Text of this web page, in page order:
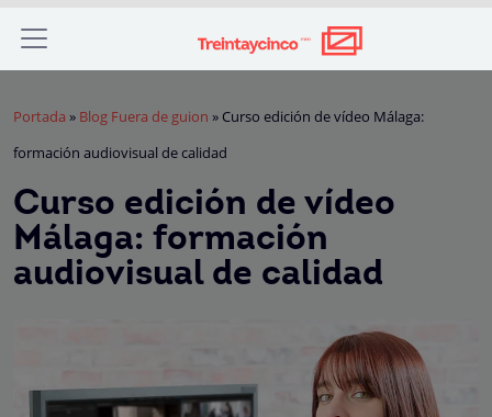
Portada » Blog Fuera de guion » Curso edición de vídeo Málaga:
formación audiovisual de calidad
Curso edición de vídeo
Málaga: formación
audiovisual de calidad